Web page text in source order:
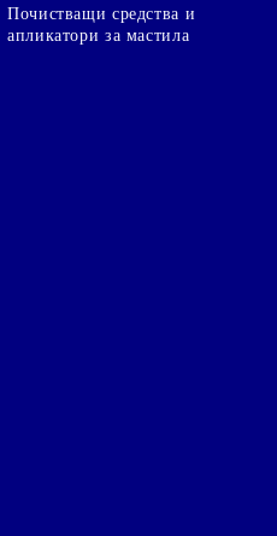
Почистващи средства и
апликатори за мастила